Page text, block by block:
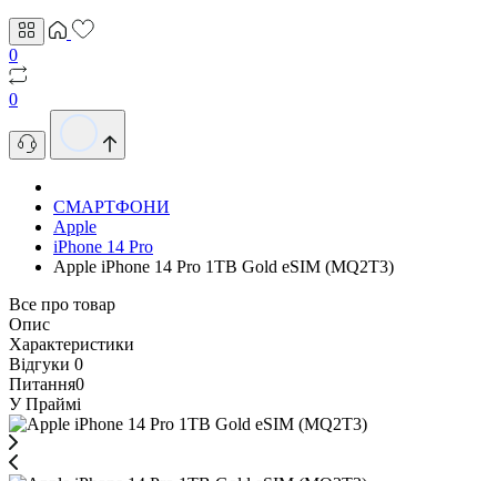
0
0
СМАРТФОНИ
Apple
iPhone 14 Pro
Apple iPhone 14 Pro 1TB Gold eSIM (MQ2T3)
Все про товар
Опис
Характеристики
Відгуки 0
Питання0
У Праймі